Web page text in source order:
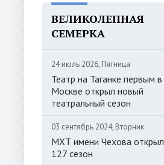
ВЕЛИКОЛЕПНАЯ
СЕМЕРКА
24 июль 2026, Пятница
Театр на Таганке первым в
Москве открыл новый
театральный сезон
03 сентябрь 2024, Вторник
МХТ имени Чехова открыл
127 сезон